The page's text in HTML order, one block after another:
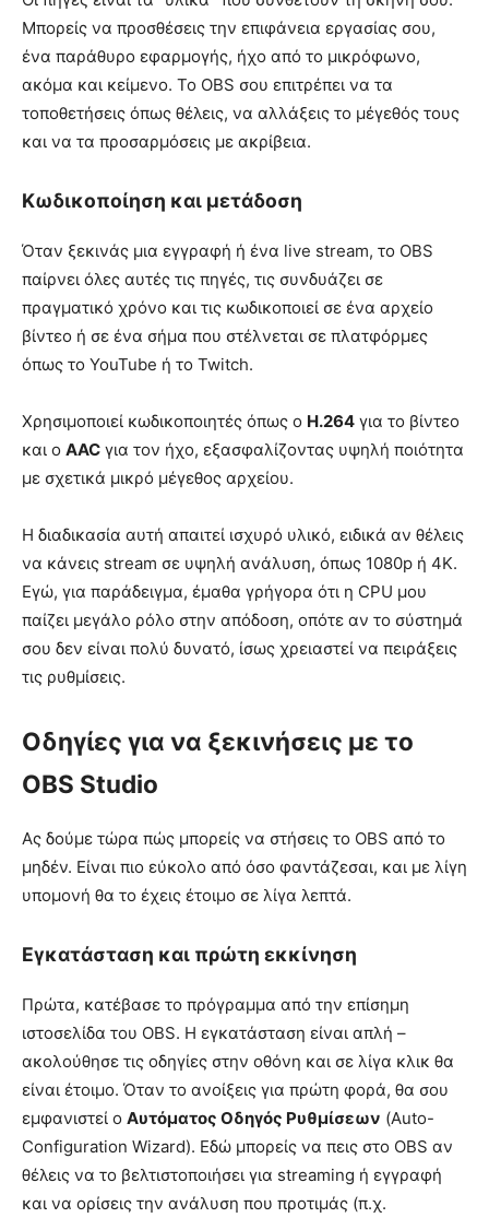
Μπορείς να προσθέσεις την επιφάνεια εργασίας σου,
ένα παράθυρο εφαρμογής, ήχο από το μικρόφωνο,
ακόμα και κείμενο. Το OBS σου επιτρέπει να τα
τοποθετήσεις όπως θέλεις, να αλλάξεις το μέγεθός τους
και να τα προσαρμόσεις με ακρίβεια.
Κωδικοποίηση και μετάδοση
Όταν ξεκινάς μια εγγραφή ή ένα live stream, το OBS
παίρνει όλες αυτές τις πηγές, τις συνδυάζει σε
πραγματικό χρόνο και τις κωδικοποιεί σε ένα αρχείο
βίντεο ή σε ένα σήμα που στέλνεται σε πλατφόρμες
όπως το YouTube ή το Twitch.
Χρησιμοποιεί κωδικοποιητές όπως ο H.264 για το βίντεο
και ο AAC για τον ήχο, εξασφαλίζοντας υψηλή ποιότητα
με σχετικά μικρό μέγεθος αρχείου.
Η διαδικασία αυτή απαιτεί ισχυρό υλικό, ειδικά αν θέλεις
να κάνεις stream σε υψηλή ανάλυση, όπως 1080p ή 4K.
Εγώ, για παράδειγμα, έμαθα γρήγορα ότι η CPU μου
παίζει μεγάλο ρόλο στην απόδοση, οπότε αν το σύστημά
σου δεν είναι πολύ δυνατό, ίσως χρειαστεί να πειράξεις
τις ρυθμίσεις.
Οδηγίες για να ξεκινήσεις με το
OBS Studio
Ας δούμε τώρα πώς μπορείς να στήσεις το OBS από το
μηδέν. Είναι πιο εύκολο από όσο φαντάζεσαι, και με λίγη
υπομονή θα το έχεις έτοιμο σε λίγα λεπτά.
Εγκατάσταση και πρώτη εκκίνηση
Πρώτα, κατέβασε το πρόγραμμα από την επίσημη
ιστοσελίδα του OBS. Η εγκατάσταση είναι απλή –
ακολούθησε τις οδηγίες στην οθόνη και σε λίγα κλικ θα
είναι έτοιμο. Όταν το ανοίξεις για πρώτη φορά, θα σου
εμφανιστεί ο Αυτόματος Οδηγός Ρυθμίσεων (Auto-
Configuration Wizard). Εδώ μπορείς να πεις στο OBS αν
θέλεις να το βελτιστοποιήσει για streaming ή εγγραφή
και να ορίσεις την ανάλυση που προτιμάς (π.χ.